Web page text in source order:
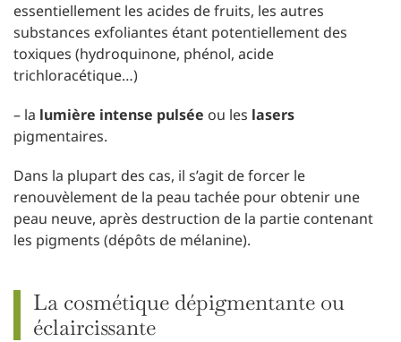
essentiellement les acides de fruits, les autres
substances exfoliantes étant potentiellement des
toxiques (hydroquinone, phénol, acide
trichloracétique…)
– la lumière intense pulsée ou les lasers
pigmentaires.
Dans la plupart des cas, il s’agit de forcer le
renouvèlement de la peau tachée pour obtenir une
peau neuve, après destruction de la partie contenant
les pigments (dépôts de mélanine).
La cosmétique dépigmentante ou
éclaircissante